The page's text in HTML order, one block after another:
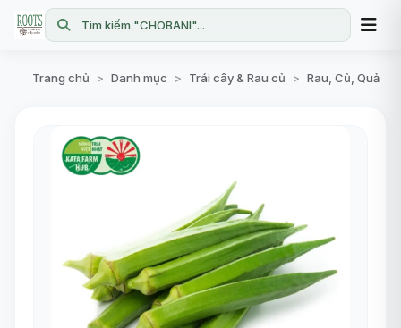
Tìm kiếm "CHOBANI"...
Trang chủ > Danh mục > Trái cây & Rau củ > Rau, Củ, Quả